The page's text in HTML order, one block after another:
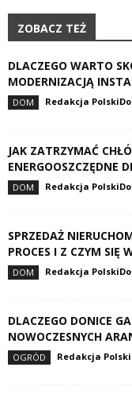
ZOBACZ TEŻ
DLACZEGO WARTO
MODERNIZACJĄ
DOM Redakcja
JAK ZATRZYMAĆ
ENERGOOSZCZĘDNE
DOM Redakcja
SPRZEDAŻ
PROCES I Z CZYM SIĘ
DOM Redakcja
DLACZEGO DONICE
NOWOCZESNYCH
OGRÓD Redakcja